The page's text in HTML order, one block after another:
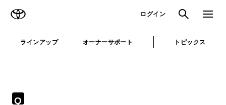
ログイン 検索 メニュ
ラインアップ オーナーサポート トピックス
Q